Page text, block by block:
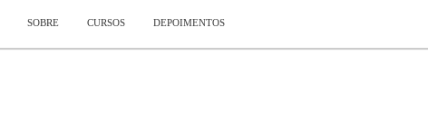
SOBRE CURSOS DEPOIMENTOS